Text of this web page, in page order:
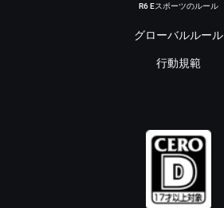
R6 Eスポーツのルール
グローバルルール
行動規範